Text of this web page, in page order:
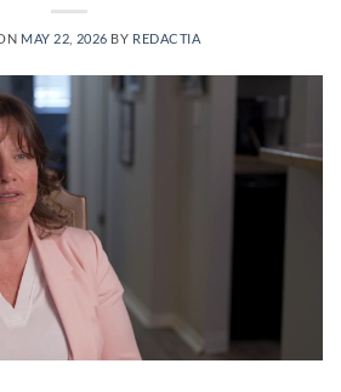
MAY 22, 2026 BY REDACTIA